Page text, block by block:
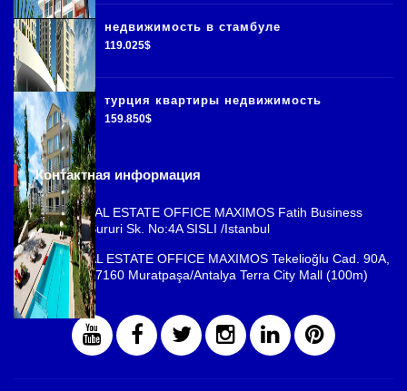
недвижимость в стамбуле
119.025$
турция квартиры недвижимость
159.850$
Контактная информация
ISTANBUL REAL ESTATE OFFICE MAXIMOS Fatih Business
Park, Cemal Sururi Sk. No:4A SISLI /Istanbul
ANTALYA REAL ESTATE OFFICE MAXIMOS Tekelioğlu Cad. 90A,
Fener Mah., 07160 Muratpaşa/Antalya Terra City Mall (100m)